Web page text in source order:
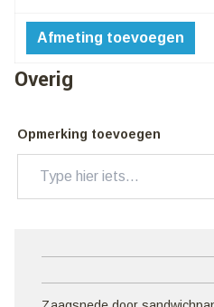
Afmeting toevoegen
Overig
Opmerking toevoegen